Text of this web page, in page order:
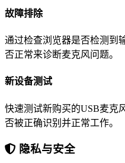
故障排除
通过检查浏览器是否检测到
否正常来诊断麦克风问题。
新设备测试
快速测试新购买的USB麦克
否被正确识别并正常工作。
隐私与安全